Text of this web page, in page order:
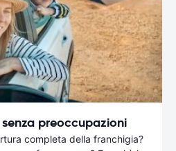
preoccupazioni
completa della franchigia?